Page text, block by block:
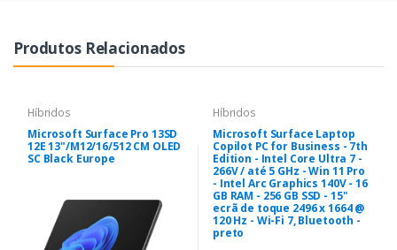
Produtos Relacionados
Híbridos
Microsoft Surface Pro 13SD
12E 13"/M12/16/512 CM OLED
SC Black Europe
Híbridos
Microsoft Surface Laptop
Copilot PC for Business - 7th
Edition - Intel Core Ultra 7 -
266V / até 5 GHz - Win 11 Pro
- Intel Arc Graphics 140V - 16
GB RAM - 256 GB SSD - 15"
ecrã de toque 2496 x 1664 @
120 Hz - Wi-Fi 7, Bluetooth -
preto